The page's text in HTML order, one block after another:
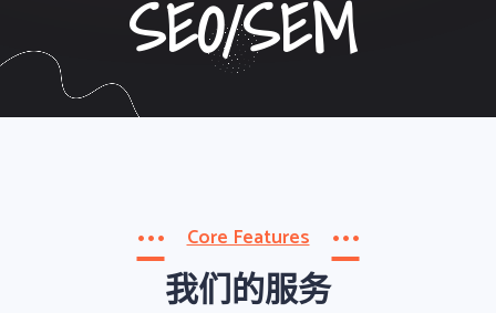
WECHAT
WEBSITE
WEBSITE
Core Features
我们的服务